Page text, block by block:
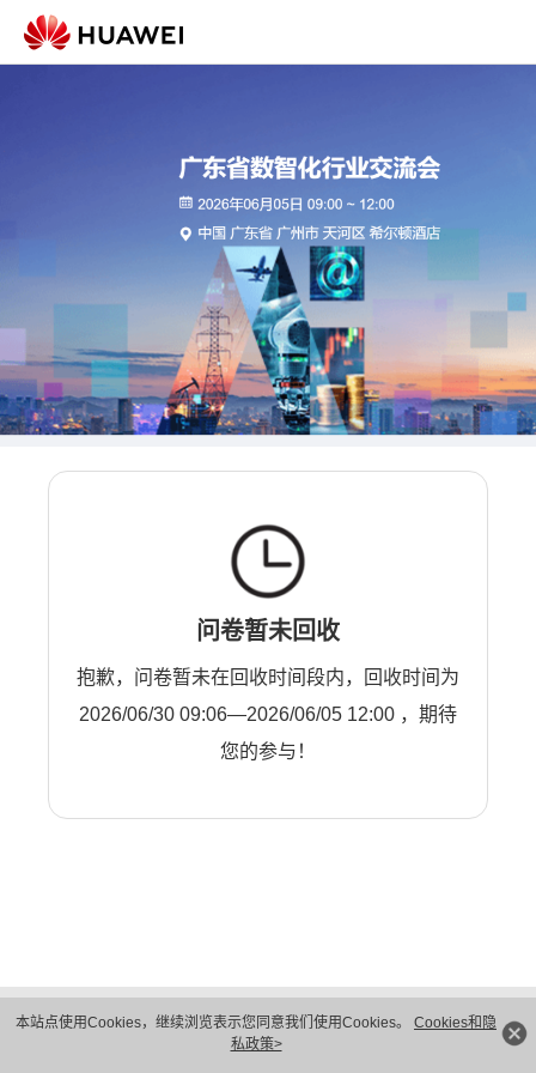
本站点使用Cookies，继续浏览表示您同意我们使用Cookies。 Cookies和隐
私政策>
问卷暂未回收
抱歉，问卷暂未在回收时间段内，回收时间为
2026/06/30 09:06—2026/06/05 12:00 ，期待
您的参与！
隐私保护
法律声明